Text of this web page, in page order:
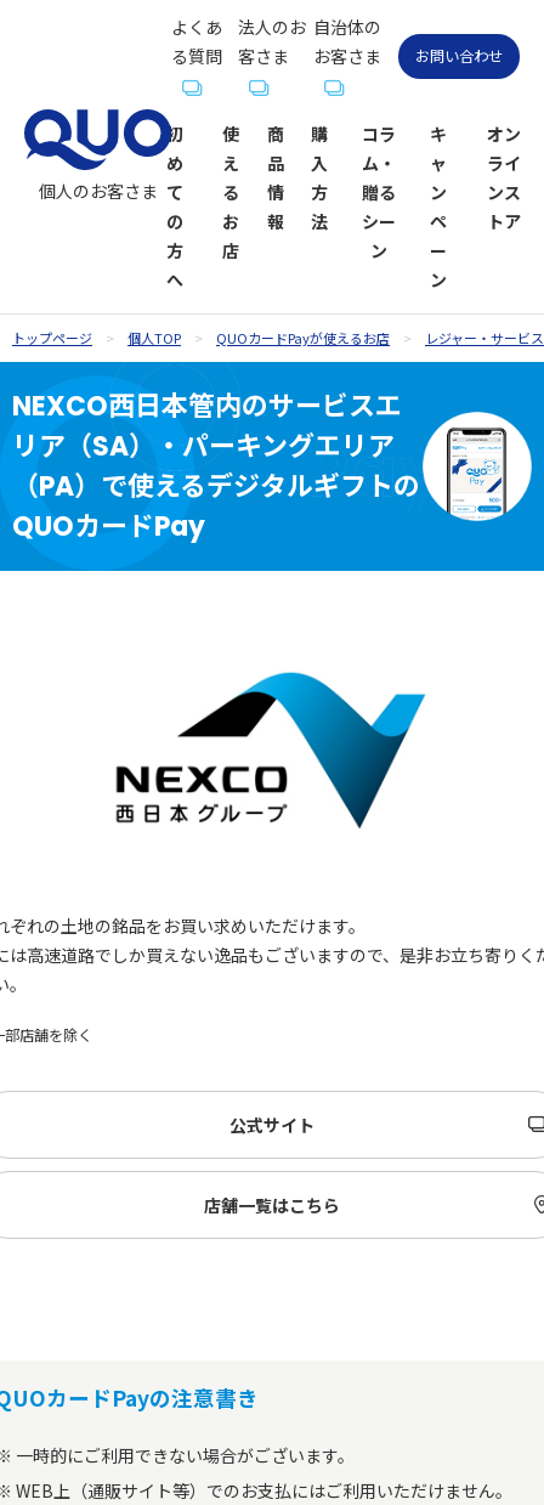
個人のお客さま
初
め
て
の
方
へ
使
え
る
お
店
ドが使え
るお店
ドPayが使
えるお店
商
品
情
報
ド
ドPay
購
入
方
法
コラ
ム・
贈る
シー
ン
ラム一覧
お祝い
内祝い・お
祝い返し
一覧
お祝い
し
他の贈り物
記念品・景
品
キ
ャ
ン
ペ
ー
ン
オン
ライ
ンス
トア
ドオンラ
インスト
ア
ドPayオン
ラインス
トア
よくあ
る質問
法人のお
客さま
自治体の
お客さま
お問い合わせ
トップページ 個人TOP QUOカードPayが使えるお店 レジャー・サービス
NEXCO西日本管内のサービスエ
リア（SA）・パーキングエリア
（PA）で使えるデジタルギフトの
QUOカードPay
ぞれの土地の銘品をお買い求めいただけます。
は高速道路でしか買えない逸品もございますので、是非お立ち寄りく
店舗を除く
公式サイト
店舗一覧はこちら
カードPayの注意書き
一時的にご利用できない場合がございます。
WEB上（通販サイト等）でのお支払にはご利用いただけません。